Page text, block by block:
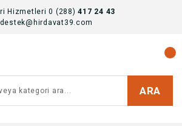
Hizmetleri 0 (288)417 24 43
destek@hirdavat39.com
ARA